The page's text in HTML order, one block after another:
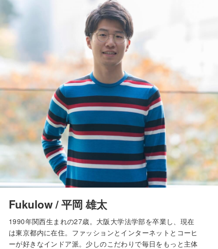
Fukulow / 平岡 雄太
1990年関西生まれの27歳。大阪大学法学部を卒業し、現在
は東京都内に在住。ファッションとインターネットとコーヒ
ーが好きなインドア派。少しのこだわりで毎日をもっと主体